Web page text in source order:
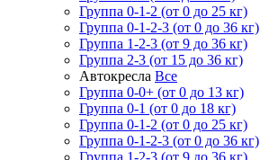
Группа 0-1-2 (от 0 до 25 кг)
Группа 0-1-2-3 (от 0 до 36 кг)
Группа 1-2-3 (от 9 до 36 кг)
Группа 2-3 (от 15 до 36 кг)
Автокресла Все
Группа 0-0+ (от 0 до 13 кг)
Группа 0-1 (от 0 до 18 кг)
Группа 0-1-2 (от 0 до 25 кг)
Группа 0-1-2-3 (от 0 до 36 кг)
Группа 1-2-3 (от 9 до 36 кг)